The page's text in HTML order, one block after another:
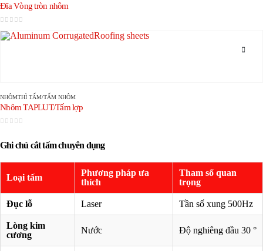
Đĩa Vòng tròn nhôm
NHÔMTHÌ TẤM/TẤM NHÔM
Nhôm TAPLUT/Tấm lợp
Ghi chú cắt tấm chuyên dụng
Loại tấm
Phương pháp ưa
thích
Tham số quan
trọng
Đục lỗ Laser Tần số xung 500Hz
Lòng kim
cương
Nước Độ nghiêng đầu 30 °